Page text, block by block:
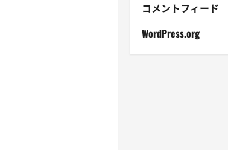
コメントフィード
WordPress.org